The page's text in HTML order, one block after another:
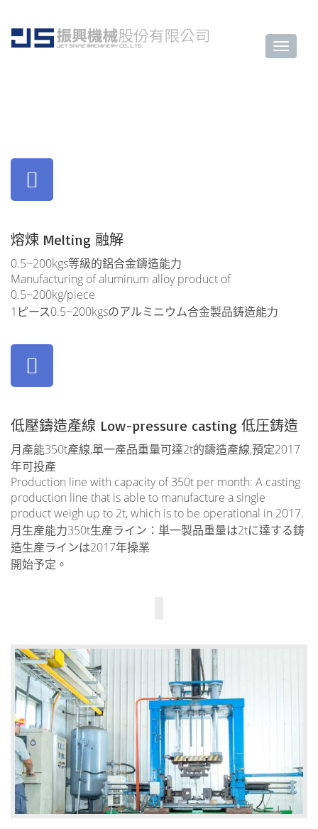
熔煉 Melting 融解
0.5~200kgs等級的鋁合金鑄造能力
Manufacturing of aluminum alloy product of
0.5~200kg/piece
1ピース0.5~200kgsのアルミニウム合金製品鋳造能力
低壓鑄造產線 Low-pressure casting 低圧鋳造
月產能350t產線,單一產品重量可達2t的鑄造產線,預定2017
年可投產
Production line with capacity of 350t per month: A casting
production line that is able to manufacture a single
product weigh up to 2t, which is to be operational in 2017.
月生産能力350t生産ライン：単一製品重量は2tに達する鋳
造生産ラインは2017年操業
開始予定。